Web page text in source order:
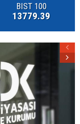
BIST 100
13779.39